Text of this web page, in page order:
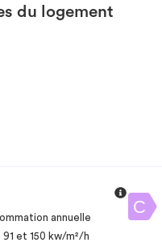
du logement
annuelle
et 150 kw/m²/h